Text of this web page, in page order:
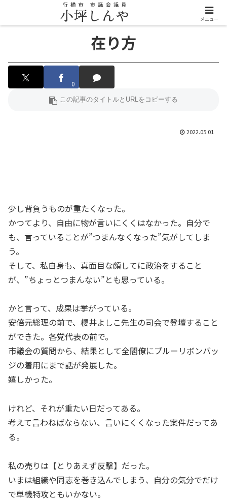
在り方
0
2022.05.01
少し背負うものが重たくなった。
かつてより、自由に物が言いにくくはなかった。自分で
も、言っていることが”つまんなくなった”気がしてしま
う。
そして、私自身も、真面目な顔してに政治をすること
が、”ちょっとつまんない”とも思っている。
かと言って、成果は挙がっている。
安倍元総理の前で、櫻井よしこ先生の司会で登壇すること
ができた。各党代表の前で。
市議会の質問から、結果として全閣僚にブルーリボンバッ
ジの着用にまで話が発展した。
嬉しかった。
けれど、それが重たい日だってある。
考えて言わねばならない、言いにくくなった案件だってあ
る。
私の売りは【とりあえず反撃】だった。
いまは組織や同志を巻き込んでしまう、自分の気分でだけ
で単機特攻ともいかない。
メニュー